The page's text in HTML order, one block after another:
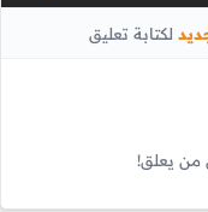
لكتابة تعليق
من يعلق!